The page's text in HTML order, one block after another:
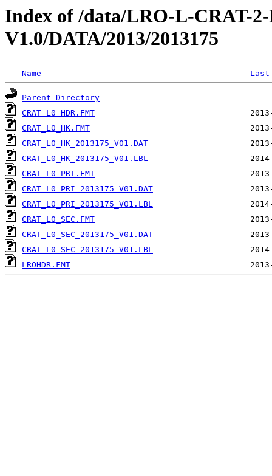
Index of /data/LRO-L-CRAT-
V1.0/DATA/2013/2013175
Name
Parent Directory
CRAT_L0_HDR.FMT
CRAT_L0_HK.FMT
CRAT_L0_HK_2013175_V01.DAT
CRAT_L0_HK_2013175_V01.LBL
CRAT_L0_PRI.FMT
CRAT_L0_PRI_2013175_V01.DAT
CRAT_L0_PRI_2013175_V01.LBL
CRAT_L0_SEC.FMT
CRAT_L0_SEC_2013175_V01.DAT
CRAT_L0_SEC_2013175_V01.LBL
LROHDR.FMT